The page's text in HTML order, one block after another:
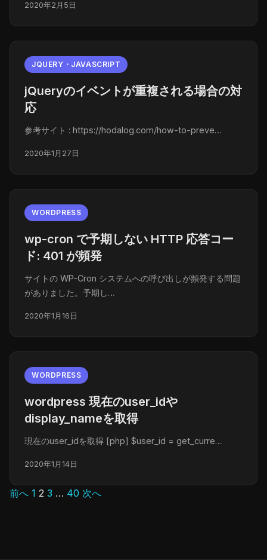
2020年2月5日
JQUERY・JAVASCRIPT
jQueryのイベントが重複される場合の対
応
参考サイト : https://hodalog.com/how-to-preve…
2020年1月27日
WORDPRESS
wp-cron で予期しない HTTP 応答コー
ド: 401 が頻発
サイトの WP-Cron システムへの呼び出しが頻発する問題
がありました。予期し…
2020年1月16日
WORDPRESS
wordpress 現在のuser_idや
display_nameを取得
現在のuser_idを取得 [php] $user_id = get_curre…
2020年1月14日
投
前へ 1 2 3 … 40 次へ